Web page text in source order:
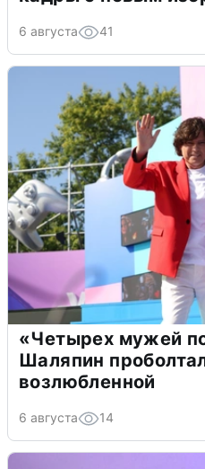
6 августа 41
«Четырех мужей
Шаляпин
возлюбленной
6 августа 14